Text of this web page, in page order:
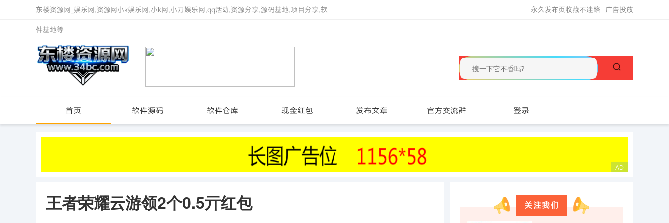
东楼资源网_娱乐网,资源网小k娱乐网,小k网,小刀娱乐网,qq活动,资源分享,源码基地,项目分享,软
件基地等
广告投放
永久发布页收藏不迷路
首页 软件源码 软件仓库 现金红包 发布文章 官方交流群 登录
王者荣耀云游领2个0.5亓红包 关注我们